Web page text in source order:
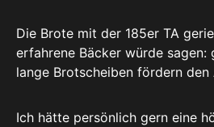
Die Brote mit der 185er TA
erfahrene Bäcker würde sagen:
lange Brotscheiben fördern den
Ich hätte persönlich gern eine